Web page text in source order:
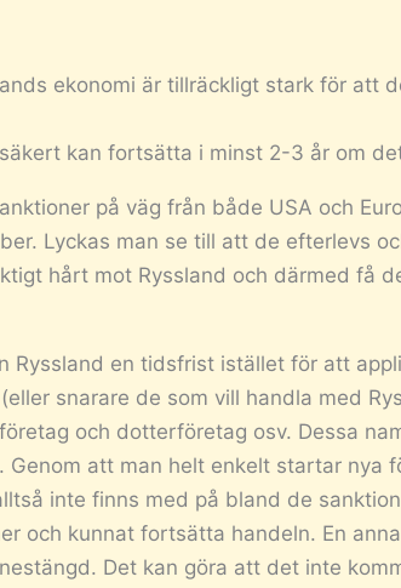
ekonomi är tillräckligt stark för att
kan fortsätta i minst 2-3 år om
på väg från både USA och
Lyckas man se till att de efterlevs
hårt mot Ryssland och därmed få
Ryssland en tidsfrist istället för att
snarare de som vill handla med
och dotterföretag osv. Dessa
Genom att man helt enkelt startar nya
inte finns med på bland de
och kunnat fortsätta handeln. En
Det kan göra att det inte